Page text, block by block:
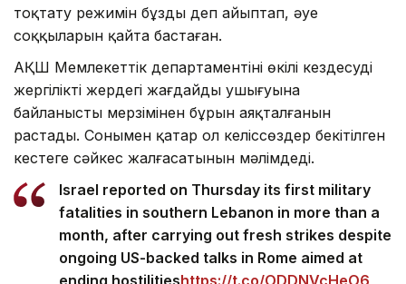
тоқтату режимін бұзды деп айыптап, әуе
соққыларын қайта бастаған.
АҚШ Мемлекеттік департаментінің өкілі кездесудің
жергілікті жердегі жағдайдың ушығуына
байланысты мерзімінен бұрын аяқталғанын
растады. Сонымен қатар ол келіссөздер бекітілген
кестеге сәйкес жалғасатынын мәлімдеді.
Israel reported on Thursday its first military
fatalities in southern Lebanon in more than a
month, after carrying out fresh strikes despite
ongoing US-backed talks in Rome aimed at
ending hostilitieshttps://t.co/ODDNVcHeO6